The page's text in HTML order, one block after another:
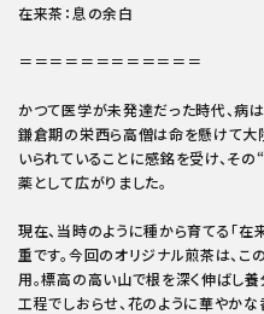
在来茶：息の余白
＝＝＝＝＝＝＝＝＝＝＝＝
かつて医学が未発達だった時代、病
鎌倉期の栄西ら高僧は命を懸けて大
いられていることに感銘を受け、そ
薬として広がりました。
現在、当時のように種から育てる「在
重です。今回のオリジナル煎茶は、
用。標高の高い山で根を深く伸ばし養
工程でしおらせ、花のように華やかな